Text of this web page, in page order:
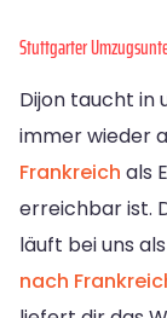
Stuttgarter
Dijon taucht in
immer wieder
Frankreich als
erreichbar ist.
läuft bei uns
nach